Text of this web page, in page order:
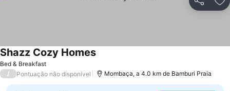
Partilhar
Bed & Breakfast
Shazz Cozy Homes
/ Pontuação não disponível Mombaça, a 4.0 km de Bamburi Praia